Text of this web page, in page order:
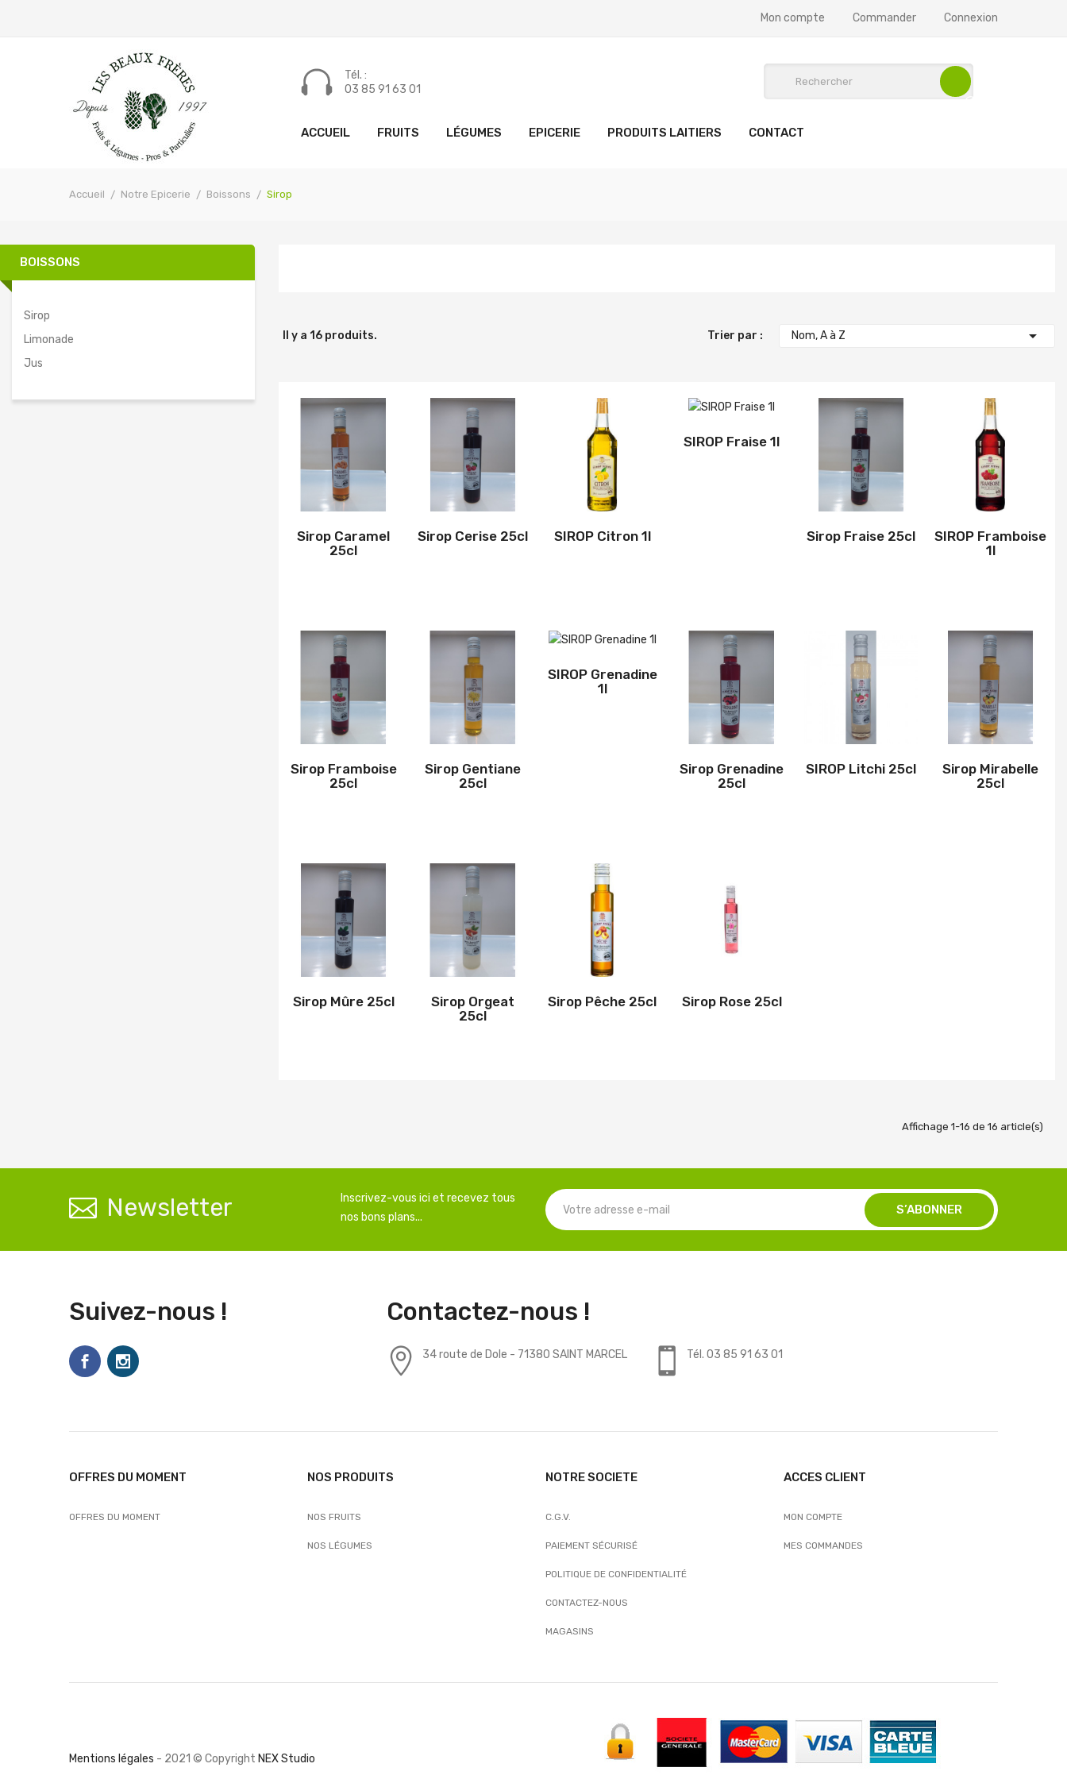
Mon compte Commander Connexion
Tél. :
03 85 91 63 01
ACCUEIL FRUITS LÉGUMES EPICERIE PRODUITS LAITIERS CONTACT
Accueil Notre Epicerie Boissons Sirop
BOISSONS
Sirop
Limonade
Jus
Il y a 16 produits. Trier par : Nom, A à Z 
Sirop Caramel
25cl
Sirop Cerise 25cl SIROP Citron 1l
SIROP Fraise 1l
Sirop Fraise 25cl
SIROP Framboise
1l
Sirop Framboise
25cl
Sirop Gentiane
25cl
SIROP Grenadine
1l
Sirop Grenadine
25cl
SIROP Litchi 25cl
Sirop Mirabelle
25cl
Sirop Mûre 25cl
Sirop Orgeat
25cl
Sirop Pêche 25cl Sirop Rose 25cl
Affichage 1-16 de 16 article(s)
Newsletter
Inscrivez-vous ici et recevez tous
nos bons plans...
Suivez-nous ! Contactez-nous !
34 route de Dole - 71380 SAINT MARCEL Tél. 03 85 91 63 01
OFFRES DU MOMENT
OFFRES DU MOMENT
NOS PRODUITS
NOS FRUITS
NOS LÉGUMES
NOTRE SOCIETE
C.G.V.
PAIEMENT SÉCURISÉ
POLITIQUE DE CONFIDENTIALITÉ
CONTACTEZ-NOUS
MAGASINS
ACCES CLIENT
MON COMPTE
MES COMMANDES
Mentions légales - 2021 © Copyright NEX Studio